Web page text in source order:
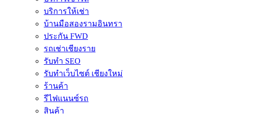
บริการให้เช่า
บ้านมือสองรามอินทรา
ประกัน FWD
รถเช่าเชียงราย
รับทำ SEO
รับทำเว็บไซต์ เชียงใหม่
ร้านค้า
รีไฟแนนซ์รถ
สินค้า